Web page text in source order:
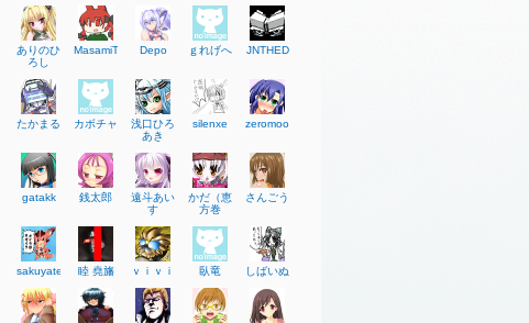
ありのひ
ろし
MasamiT Depo ｇれげへ JNTHED
たかまる カボチャ
浅口ひろ
あき
silenxe zeromoon2929
gatakk 銭太郎
遠斗あい
す
かだ（恵
方巻
さんごう
sakuyatei 睦 堯旛 ｖｉｖｉ 臥竜 しばいぬ